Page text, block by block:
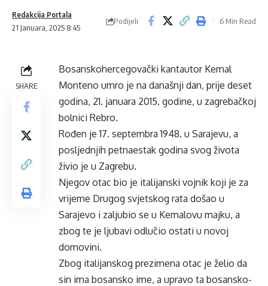
21 Januara, 2025 8:45
Redakcija Portala
Podijeli 6 Min Read
SHARE
Bosanskohercegovački kantautor Kemal
Monteno umro je na današnji dan, prije deset
godina, 21. januara 2015. godine, u zagrebačkoj
bolnici Rebro.
Rođen je 17. septembra 1948. u Sarajevu, a
posljednjih petnaestak godina svog života
živio je u Zagrebu.
Njegov otac bio je italijanski vojnik koji je za
vrijeme Drugog svjetskog rata došao u
Sarajevo i zaljubio se u Kemalovu majku, a
zbog te je ljubavi odlučio ostati u novoj
domovini.
Zbog italijanskog prezimena otac je želio da
sin ima bosansko ime, a upravo ta bosansko-